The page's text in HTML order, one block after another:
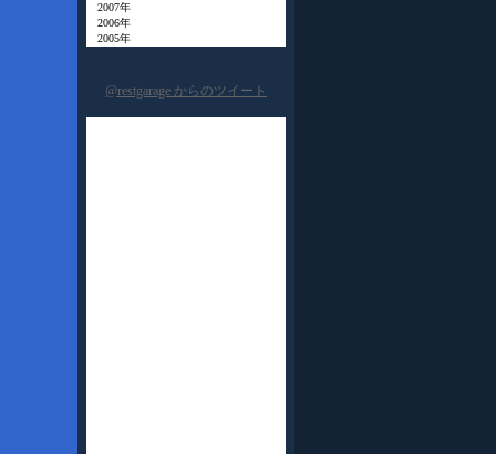
2007年
2006年
2005年
@restgarage からのツイート